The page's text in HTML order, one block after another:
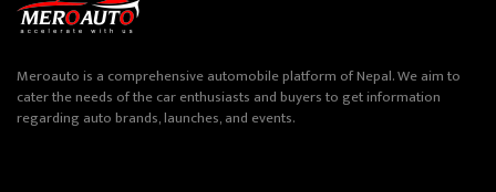
Meroauto is a comprehensive automobile platform of Nepal. We aim to
cater the needs of the car enthusiasts and buyers to get information
regarding auto brands, launches, and events.